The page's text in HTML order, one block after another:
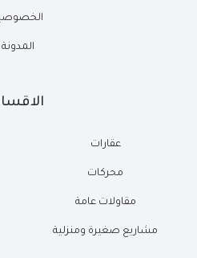
المدونة
عقارات
محركات
مقاولات عامة
مشاريع صغيرة ومنزلية